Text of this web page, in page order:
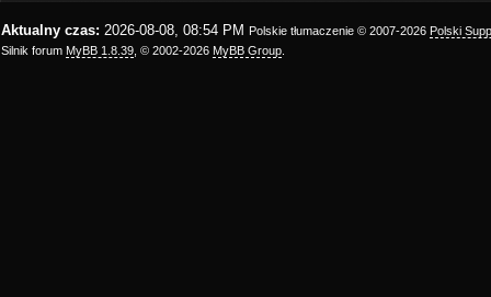
Aktualny czas: 2026-08-08, 08:54 PM Polskie tłumaczenie © 2007-2026 Polski
Silnik forum MyBB 1.8.39 , © 2002-2026 MyBB Group